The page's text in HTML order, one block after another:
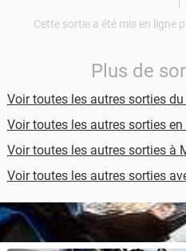
Cette sortie a été mis en ligne
Plus de
Voir toutes les autres sorties
Voir toutes les autres sorties
Voir toutes les autres sorties à
Voir toutes les autres sorties